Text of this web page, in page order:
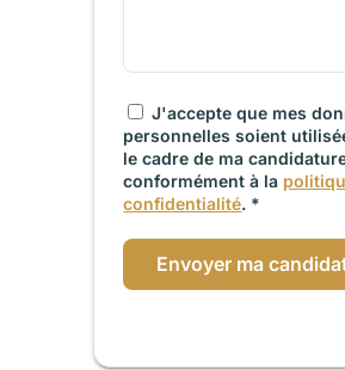
J'accepte que mes
personnelles soient
le cadre de ma
conformément à la
confidentialité. *
Envoyer ma